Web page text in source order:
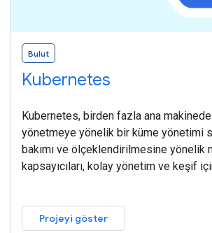
Bulut
Kubernetes
Kubernetes, birden fazla ana
yönetmeye yönelik bir küme yönetimi
bakımı ve ölçeklendirilmesine yönelik
kapsayıcıları, kolay yönetim ve keşif
Projeyi göster